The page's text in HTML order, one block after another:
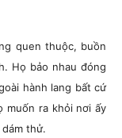
quen thuộc, buồn
Họ bảo nhau đóng
hành lang bất cứ
muốn ra khỏi nơi ấy
thử.